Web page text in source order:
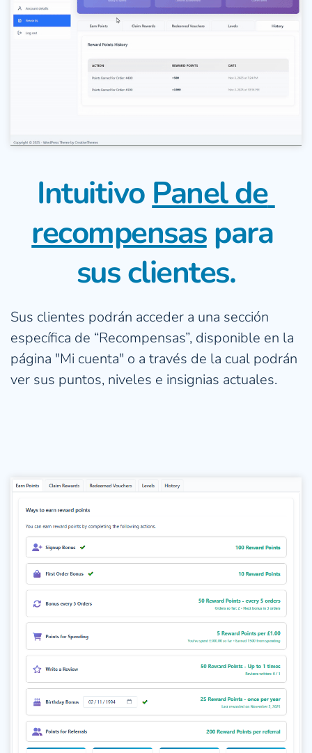
Intuitivo Panel de
recompensas para
sus clientes.
Sus clientes podrán acceder a una sección
específica de “Recompensas”, disponible en la
página "Mi cuenta" o a través de la cual podrán
ver sus puntos, niveles e insignias actuales.